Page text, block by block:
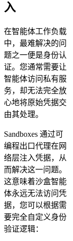
入
在智能体工作负载
中，最难解决的问
题之一便是身份认
证。您通常需要让
智能体访问私有服
务，却无法完全放
心地将原始凭据交
由其处理。
Sandboxes 通过可
编程出口代理在网
络层注入凭据，从
而解决这一问题。
这意味着沙盒智能
体永远无法访问凭
据，您可以根据需
要完全自定义身份
验证逻辑：